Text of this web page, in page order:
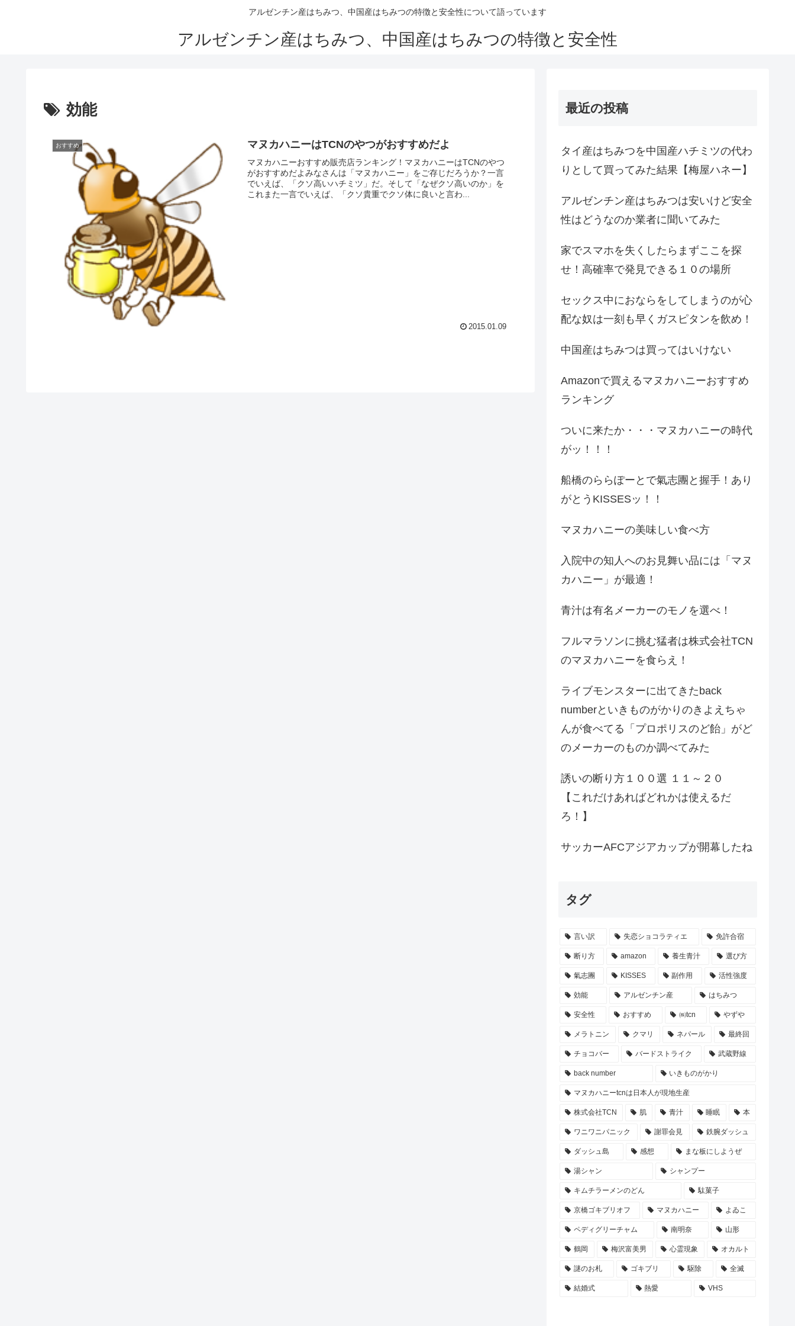
アルゼンチン産はちみつ、中国産はちみつの特徴と安全性について語っています
アルゼンチン産はちみつ、中国産はちみつの特徴と安全性
効能
おすすめ マヌカハニーはTCNのやつがおすすめだよ
マヌカハニーおすすめ販売店ランキング！マヌカハニーはTCNのやつ
がおすすめだよみなさんは「マヌカハニー」をご存じだろうか？一言
でいえば、「クソ高いハチミツ」だ。そして「なぜクソ高いのか」を
これまた一言でいえば、「クソ貴重でクソ体に良いと言わ...
2015.01.09
最近の投稿
タイ産はちみつを中国産ハチミツの代わ
りとして買ってみた結果【梅屋ハネー】
アルゼンチン産はちみつは安いけど安全
性はどうなのか業者に聞いてみた
家でスマホを失くしたらまずここを探
せ！高確率で発見できる１０の場所
セックス中におならをしてしまうのが心
配な奴は一刻も早くガスピタンを飲め！
中国産はちみつは買ってはいけない
Amazonで買えるマヌカハニーおすすめ
ランキング
ついに来たか・・・マヌカハニーの時代
がッ！！！
船橋のららぽーとで氣志團と握手！あり
がとうKISSESッ！！
マヌカハニーの美味しい食べ方
入院中の知人へのお見舞い品には「マヌ
カハニー」が最適！
青汁は有名メーカーのモノを選べ！
フルマラソンに挑む猛者は株式会社TCN
のマヌカハニーを食らえ！
ライブモンスターに出てきたback
numberといきものがかりのきよえちゃ
んが食べてる「プロポリスのど飴」がど
のメーカーのものか調べてみた
誘いの断り方１００選 １１～２０
【これだけあればどれかは使えるだ
ろ！】
サッカーAFCアジアカップが開幕したね
タグ
言い訳 失恋ショコラティエ 免許合宿
断り方 amazon 養生青汁 選び方
氣志團 KISSES 副作用 活性強度
効能 アルゼンチン産 はちみつ
安全性 おすすめ ㈱tcn やずや
メラトニン クマリ ネパール 最終回
チョコバー バードストライク 武蔵野線
back number いきものがかり
マヌカハニーtcnは日本人が現地生産
株式会社TCN 肌 青汁 睡眠 本
ワニワニパニック 謝罪会見 鉄腕ダッシュ
ダッシュ島 感想 まな板にしようぜ
湯シャン シャンプー
キムチラーメンのどん 駄菓子
京橋ゴキブリオフ マヌカハニー よゐこ
ペディグリーチャム 南明奈 山形
鶴岡 梅沢富美男 心霊現象 オカルト
謎のお札 ゴキブリ 駆除 全滅
結婚式 熱愛 VHS